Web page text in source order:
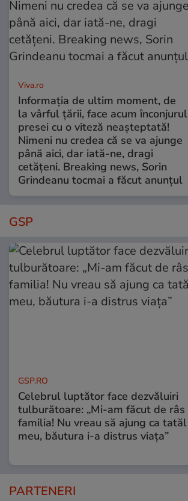
Viva.ro
Informația de ultim moment, de
la vârful țării, face acum înconjurul
presei cu o viteză neașteptată!
Nimeni nu credea că se va ajunge
până aici, dar iată-ne, dragi
cetățeni. Breaking news, Sorin
Grindeanu tocmai a făcut anunțul
GSP
GSP.RO
Celebrul luptător face dezvăluiri
tulburătoare: „Mi-am făcut de râs
familia! Nu vreau să ajung ca tatăl
meu, băutura i-a distrus viața”
PARTENERI